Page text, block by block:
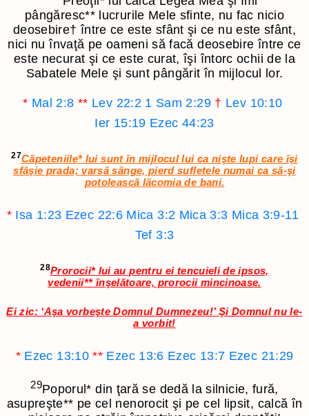
pângăresc** lucrurile Mele sfinte, nu fac nicio
deosebire† între ce este sfânt şi ce nu este sfânt,
nici nu învaţă pe oameni să facă deosebire între ce
este necurat şi ce este curat, îşi întorc ochii de la
Sabatele Mele şi sunt pângărit în mijlocul lor.
* Mal 2:8 ** Lev 22:2 1 Sam 2:29 † Lev 10:10
Ier 15:19 Ezec 44:23
27Căpeteniile*lui sunt în mijlocul lui ca nişte lupi care îşi
sfâşie prada; varsă sânge, pierd sufletele numai ca să-şi
potolească lăcomia de bani.
* Isa 1:23 Ezec 22:6 Mica 3:2 Mica 3:3 Mica 3:9-11
Tef 3:3
28Prorocii*lui au pentru ei tencuieli de ipsos,
vedenii**înşelătoare, prorocii mincinoase.
Ei zic: ‘Aşa vorbeşte Domnul Dumnezeu!’ Şi Domnul nu le-
a vorbit!
* Ezec 13:10 ** Ezec 13:6 Ezec 13:7 Ezec 21:29
29Poporul* din ţară se dedă la silnicie, fură,
asupreşte** pe cel nenorocit şi pe cel lipsit, calcă în